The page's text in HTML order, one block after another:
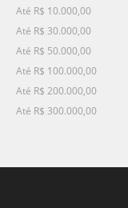
Até R$ 10.000,00
Até R$ 30.000,00
Até R$ 50.000,00
Até R$ 100.000,00
Até R$ 200.000,00
Até R$ 300.000,00